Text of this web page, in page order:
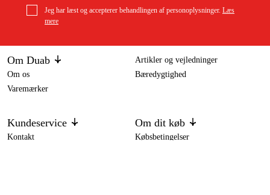
Jeg har læst og accepterer behandlingen af personoplysninger. Læs
mere
Om Duab
Om os
Varemærker
Artikler og vejledninger
Bæredygtighed
Kundeservice
Kontakt
Om dit køb
Købsbetingelser